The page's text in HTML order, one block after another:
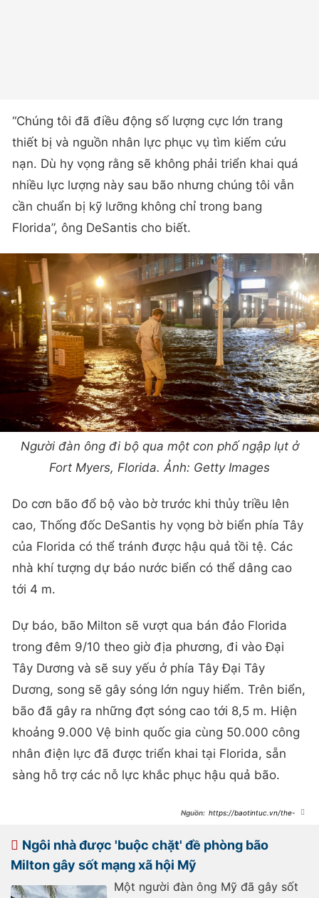
“Chúng tôi đã điều động số lượng cực lớn trang
thiết bị và nguồn nhân lực phục vụ tìm kiếm cứu
nạn. Dù hy vọng rằng sẽ không phải triển khai quá
nhiều lực lượng này sau bão nhưng chúng tôi vẫn
cần chuẩn bị kỹ lưỡng không chỉ trong bang
Florida”, ông DeSantis cho biết.
Người đàn ông đi bộ qua một con phố ngập lụt ở
Fort Myers, Florida. Ảnh: Getty Images
Do cơn bão đổ bộ vào bờ trước khi thủy triều lên
cao, Thống đốc DeSantis hy vọng bờ biển phía Tây
của Florida có thể tránh được hậu quả tồi tệ. Các
nhà khí tượng dự báo nước biển có thể dâng cao
tới 4 m.
Dự báo, bão Milton sẽ vượt qua bán đảo Florida
trong đêm 9/10 theo giờ địa phương, đi vào Đại
Tây Dương và sẽ suy yếu ở phía Tây Đại Tây
Dương, song sẽ gây sóng lớn nguy hiểm. Trên biển,
bão đã gây ra những đợt sóng cao tới 8,5 m. Hiện
khoảng 9.000 Vệ binh quốc gia cùng 50.000 công
nhân điện lực đã được triển khai tại Florida, sẵn
sàng hỗ trợ các nỗ lực khắc phục hậu quả bão.
https://baotintuc.vn/the-
nang-ne-20241010110600619.htm
Ngôi nhà được 'buộc chặt' đề phòng bão
Milton gây sốt mạng xã hội Mỹ
Một người đàn ông Mỹ đã gây sốt